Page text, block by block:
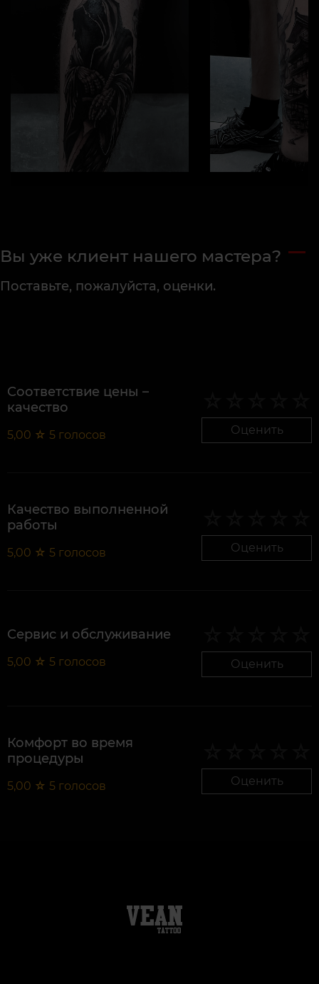
Вы уже клиент нашего мастера?
Поставьте, пожалуйста, оценки.
Соответствие цены –
качество
5,00 ☆ 5 голосов Оценить
Качество выполненной
работы
5,00 ☆ 5 голосов Оценить
Сервис и обслуживание
5,00 ☆ 5 голосов Оценить
Комфорт во время
процедуры
5,00 ☆ 5 голосов Оценить